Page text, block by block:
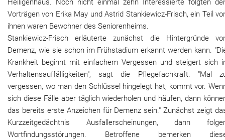
Heiligenhaus. Noch nicht einmal zehn Interessierte folgten
Vorträgen von Erika May und Astrid Stankiewicz-Frisch, ein Teil
ihnen waren Bewohner des Seniorenheims.
Stankiewicz-Frisch erläuterte zunächst die Hintergründe
Demenz, wie sie schon im Frühstadium erkannt werden kann.
Krankheit beginnt mit einfachem Vergessen und steigert sich
Verhaltensauffälligkeiten", sagt die Pflegefachkraft. "Mal
vergessen, wo man den Schlüssel hingelegt hat, kommt vor.
sich diese Fälle aber täglich wiederholen und häufen, dann
das bereits erste Anzeichen für Demenz sein." Zunächst zeigt
Kurzzeitgedächtnis Ausfallerscheinungen, dann
Wortfindungsstörungen. Betroffene bemerken